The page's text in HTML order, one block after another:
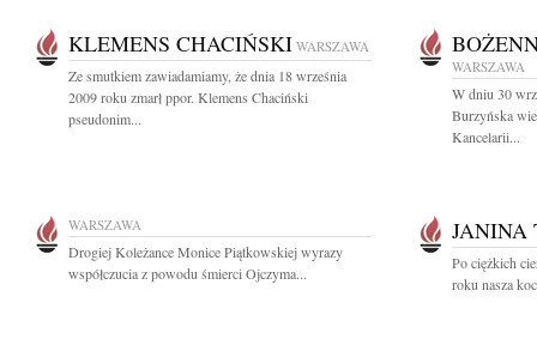
KLEMENS CHACIŃSKI WARSZAWA
Ze smutkiem zawiadamiamy, że dnia 18 września
2009 roku zmarł ppor. Klemens Chaciński
pseudonim...
WARSZAWA
W dniu 30
Burzyńska
Kancelarii...
WARSZAWA
Drogiej Koleżance Monice Piątkowskiej wyrazy
współczucia z powodu śmierci Ojczyma...
JANINA
Po ciężkich
roku nasza